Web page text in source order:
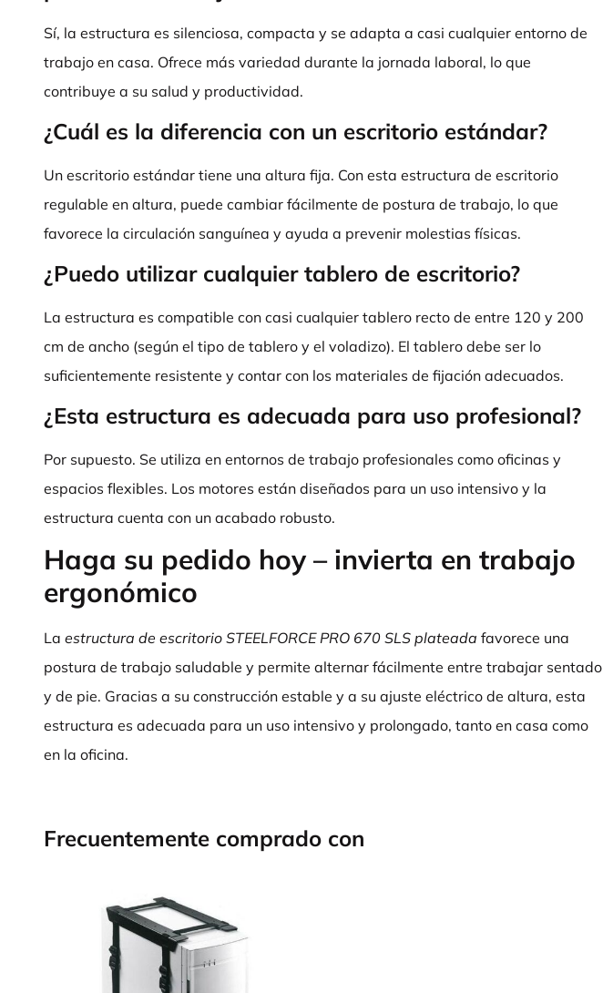
Sí, la estructura es silenciosa, compacta y se adapta a casi cualquier entorno de
trabajo en casa. Ofrece más variedad durante la jornada laboral, lo que
contribuye a su salud y productividad.
¿Cuál es la diferencia con un escritorio estándar?
Un escritorio estándar tiene una altura fija. Con esta estructura de escritorio
regulable en altura, puede cambiar fácilmente de postura de trabajo, lo que
favorece la circulación sanguínea y ayuda a prevenir molestias físicas.
¿Puedo utilizar cualquier tablero de escritorio?
La estructura es compatible con casi cualquier tablero recto de entre 120 y 200
cm de ancho (según el tipo de tablero y el voladizo). El tablero debe ser lo
suficientemente resistente y contar con los materiales de fijación adecuados.
¿Esta estructura es adecuada para uso profesional?
Por supuesto. Se utiliza en entornos de trabajo profesionales como oficinas y
espacios flexibles. Los motores están diseñados para un uso intensivo y la
estructura cuenta con un acabado robusto.
Haga su pedido hoy – invierta en trabajo
ergonómico
La estructura de escritorio STEELFORCE PRO 670 SLS plateada favorece una
postura de trabajo saludable y permite alternar fácilmente entre trabajar sentado
y de pie. Gracias a su construcción estable y a su ajuste eléctrico de altura, esta
estructura es adecuada para un uso intensivo y prolongado, tanto en casa como
en la oficina.
Frecuentemente comprado con